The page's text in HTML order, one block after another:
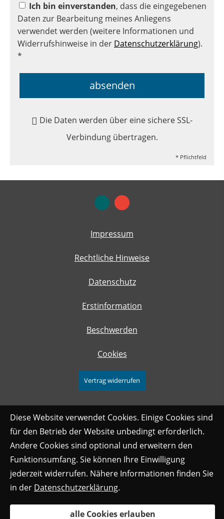
Ich bin einverstanden, dass die eingegebenen
Daten zur Bearbeitung meines Anliegens
verwendet werden (weitere Informationen und
Widerrufshinweise in der Datenschutzerklärung).
*
absenden
Die Daten werden über eine sichere SSL-
Verbindung übertragen.
* Pflichtfeld
Impressum
Rechtliche Hinweise
Datenschutz
Erstinformation
Beschwerden
Cookies
Vertrag widerrufen
Diese Website verwendet Cookies. Einige Cookies sind
für den Betrieb der Website unbedingt erforderlich.
Andere Cookies sind optional und erweitern den
Funktionsumfang. Sie können Ihre Einwilligung
jederzeit widerrufen. Nähere Informationen finden Sie
in der Datenschutzerklärung.
alle Cookies erlauben